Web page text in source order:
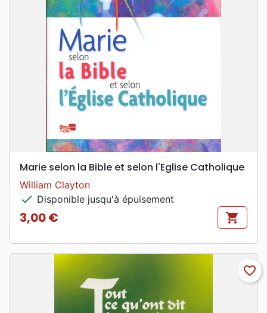
Marie selon la Bible et selon l'Eglise Catholique
William Clayton
check Disponible jusqu'à épuisement
Prix
3,00 € shopping_cart
favorite_border